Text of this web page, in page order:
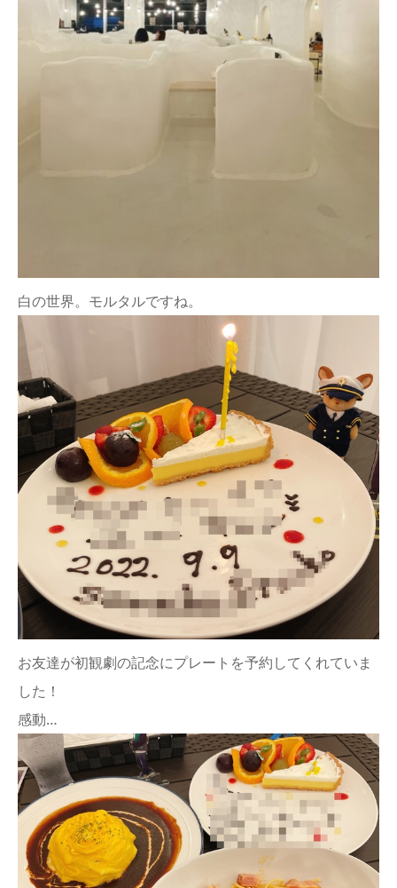
白の世界。モルタルですね。
お友達が初観劇の記念にプレートを予約してくれていま
した！
感動…